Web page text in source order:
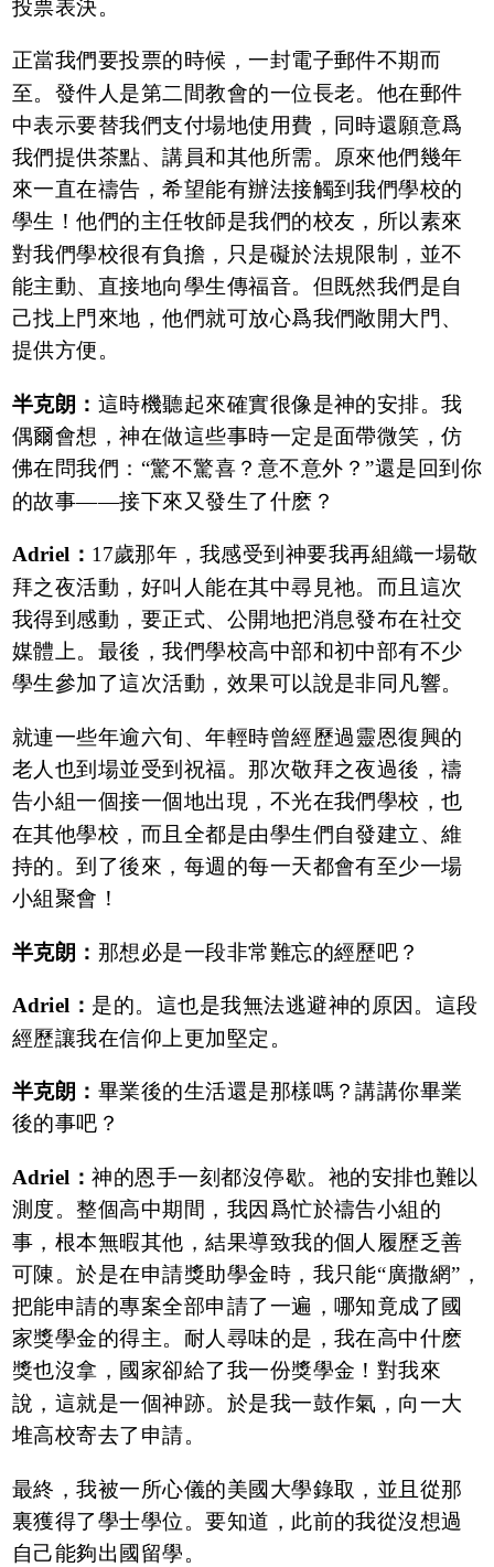
投票表決。
正當我們要投票的時候，一封電子郵件不期而
至。發件人是第二間教會的一位長老。他在郵件
中表示要替我們支付場地使用費，同時還願意爲
我們提供茶點、講員和其他所需。原來他們幾年
來一直在禱告，希望能有辦法接觸到我們學校的
學生！他們的主任牧師是我們的校友，所以素來
對我們學校很有負擔，只是礙於法規限制，並不
能主動、直接地向學生傳福音。但既然我們是自
己找上門來地，他們就可放心爲我們敞開大門、
提供方便。
半克朗： 這時機聽起來確實很像是神的安排。我
偶爾會想，神在做這些事時一定是面帶微笑，仿
佛在問我們：“驚不驚喜？意不意外？”還是回到你
的故事——接下來又發生了什麽？
Adriel： 17歲那年，我感受到神要我再組織一場敬
拜之夜活動，好叫人能在其中尋見祂。而且這次
我得到感動，要正式、公開地把消息發布在社交
媒體上。最後，我們學校高中部和初中部有不少
學生參加了這次活動，效果可以說是非同凡響。
就連一些年逾六旬、年輕時曾經歷過靈恩復興的
老人也到場並受到祝福。那次敬拜之夜過後，禱
告小組一個接一個地出現，不光在我們學校，也
在其他學校，而且全都是由學生們自發建立、維
持的。到了後來，每週的每一天都會有至少一場
小組聚會！
半克朗： 那想必是一段非常難忘的經歷吧？
Adriel： 是的。這也是我無法逃避神的原因。這段
經歷讓我在信仰上更加堅定。
半克朗： 畢業後的生活還是那樣嗎？講講你畢業
後的事吧？
Adriel：神的恩手一刻都沒停歇。祂的安排也難以
測度。整個高中期間，我因爲忙於禱告小組的
事，根本無暇其他，結果導致我的個人履歷乏善
可陳。於是在申請獎助學金時，我只能“廣撒網”，
把能申請的專案全部申請了一遍，哪知竟成了國
家獎學金的得主。耐人尋味的是，我在高中什麽
獎也沒拿，國家卻給了我一份獎學金！對我來
說，這就是一個神跡。於是我一鼓作氣，向一大
堆高校寄去了申請。
最終，我被一所心儀的美國大學錄取，並且從那
裏獲得了學士學位。要知道，此前的我從沒想過
自己能夠出國留學。